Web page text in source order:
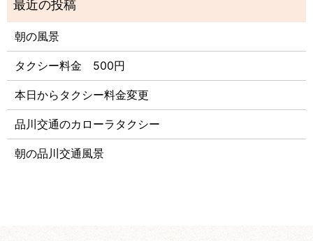
朝の風景
タクシー料金 500円
本日からタクシー料金変更
品川交通のカローラタクシー
朝の品川交通風景